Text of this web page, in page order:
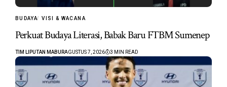
BUDAYA VISI & WACANA
Perkuat Budaya Literasi, Babak Baru FTBM Sumenep
TIM LIPUTAN MABURAGUSTUS 7, 2026 3 MIN READ